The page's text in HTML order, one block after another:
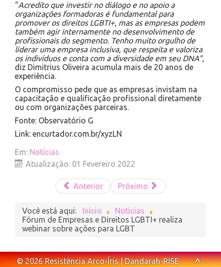
“Acredito que investir no diálogo e no apoio a
organizações formadoras é fundamental para
promover os direitos LGBTI+, mas as empresas podem
também agir internamente no desenvolvimento de
profissionais do segmento. Tenho muito orgulho de
liderar uma empresa inclusiva, que respeita e valoriza
os indivíduos e conta com a diversidade em seu DNA”,
diz Dimitrius Oliveira acumula mais de 20 anos de
experiência.
O compromisso pede que as empresas invistam na
capacitação e qualificação profissional diretamente
ou com organizações parceiras.
Fonte: Observatório G
Link: encurtador.com.br/xyzLN
Em: Notícias
Atualização: 01 Fevereiro 2022
Anterior Próximo
Você está aqui: Início
Notícias
Fórum de Empresas e Direitos LGBTI+ realiza
webinar sobre ações para LGBT
© 2026 Resistência Arco-Íris | Dandarah-RISE ^